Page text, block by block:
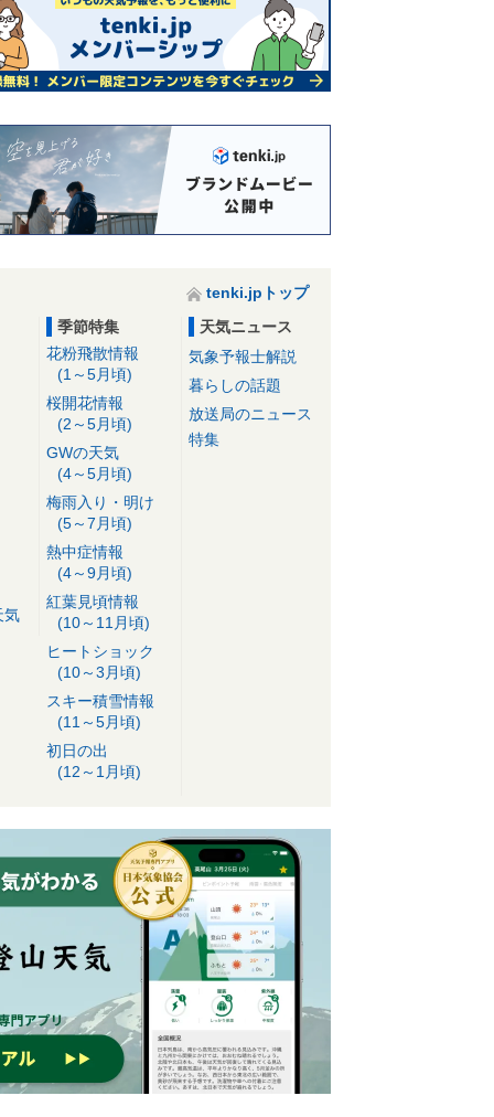
tenki.jpトップ
気
季節特集
花粉飛散情報
(1～5月頃)
桜開花情報
(2～5月頃)
GWの天気
(4～5月頃)
梅雨入り・明け
(5～7月頃)
熱中症情報
(4～9月頃)
紅葉見頃情報
(10～11月頃)
ヒートショック
(10～3月頃)
スキー積雪情報
(11～5月頃)
初日の出
(12～1月頃)
天気ニュース
気象予報士解説
暮らしの話題
放送局のニュース
特集